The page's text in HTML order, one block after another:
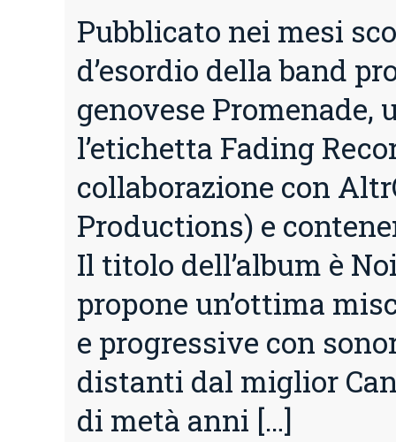
Pubblicato nei mesi
d’esordio della band
genovese Promenade,
l’etichetta Fading
collaborazione con
Productions) e
Il titolo dell’album è
propone un’ottima
e progressive con
distanti dal miglior
di metà anni […]